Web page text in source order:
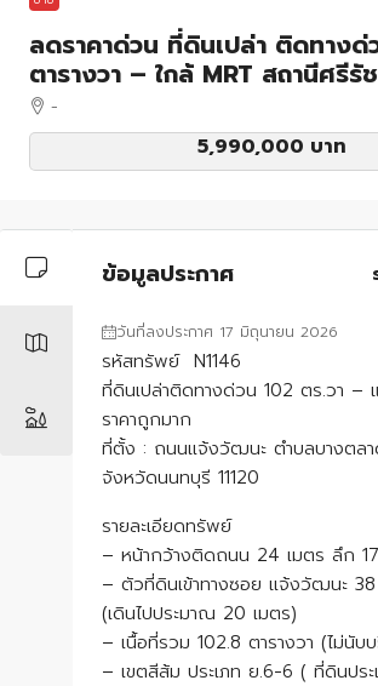
ลดราคาด่วน ที่ดินเปล่า ติดทางด่
ตารางวา – ใกล้ MRT สถานีศรีรัช
-
5,990,000 บาท
ข้อมูลประกาศ
วันที่ลงประกาศ 17 มิถุนายน 2026
รหัสทรัพย์ N1146
ที่ดินเปล่าติดทางด่วน 102 ตร.วา –
ราคาถูกมาก
ที่ตั้ง : ถนนแจ้งวัฒนะ ตำบลบางตลา
จังหวัดนนทบุรี 11120
รายละเอียดทรัพย์
– หน้ากว้างติดถนน 24 เมตร ลึก
– ตัวที่ดินเข้าทางซอย แจ้งวัฒนะ 38
(เดินไปประมาณ 20 เมตร)
– เนื้อที่รวม 102.8 ตารางวา (ไม่นับ
– เขตสีส้ม ประเภท ย.6-6 ( ที่ดินประ